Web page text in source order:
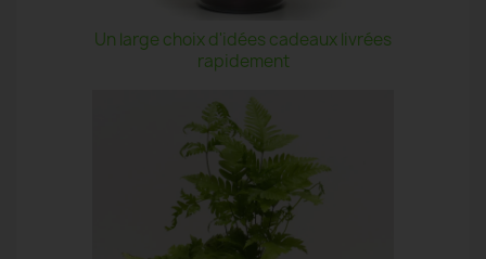
Un large choix d'idées cadeaux livrées
rapidement